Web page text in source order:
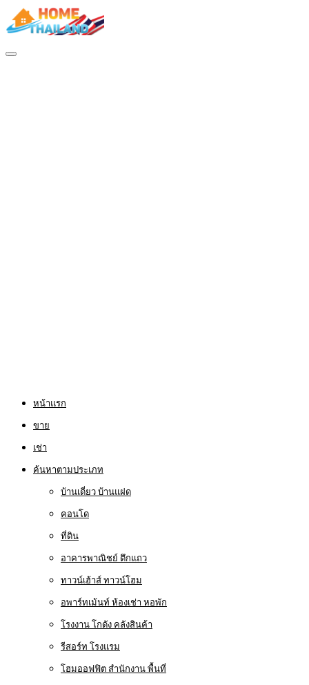
หน้าแรก
ขาย
เช่า
ค้นหาตามประเภท
บ้านเดี่ยว บ้านแฝด
คอนโด
ที่ดิน
อาคารพาณิชย์ ตึกแถว
ทาวน์เฮ้าส์ ทาวน์โฮม
อพาร์ทเม้นท์ ห้องเช่า หอพัก
โรงงาน โกดัง คลังสินค้า
รีสอร์ท โรงแรม
โฮมออฟฟิต สำนักงาน พื้นที่